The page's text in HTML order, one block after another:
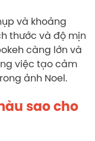
và khoảng
thước và độ mịn
càng lớn và
việc tạo cảm
ảnh Noel.
sao cho